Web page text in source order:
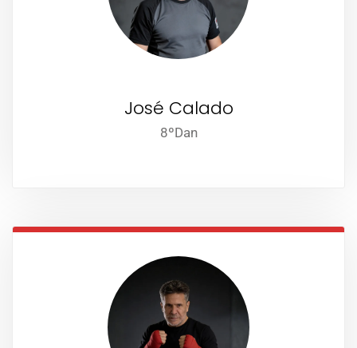
José Calado
8ºDan